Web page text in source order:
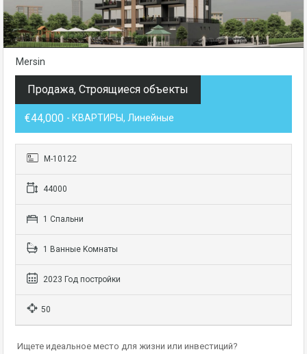
Mersin
Продажа, Строящиеся объекты
€44,000 - КВАРТИРЫ, Линейные
М-10122
44000
1 Cпальни
1 Bанные Kомнаты
2023 Год постройки
50
Ищете идеальное место для жизни или инвестиций?